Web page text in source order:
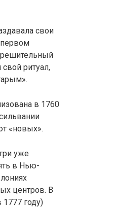
свои
первом
решительный
ритуал,
в 1760
«новых».
уже
в Нью-
центров. В
году)